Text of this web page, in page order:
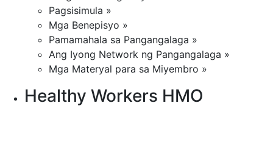
Pagsisimula »
Mga Benepisyo »
Pamamahala sa Pangangalaga »
Ang Iyong Network ng Pangangalaga »
Mga Materyal para sa Miyembro »
Healthy Workers HMO